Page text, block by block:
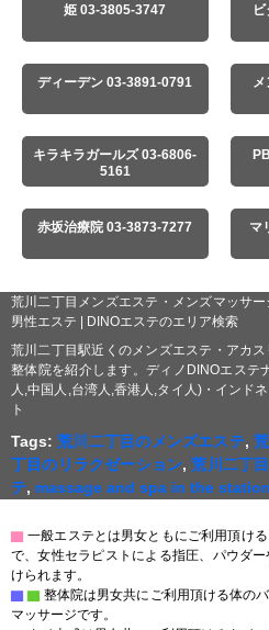
姫 03-3805-3747
ディーデン 03-3891-0791
キラキラガールズ 03-6806-
5161
赤坂治療院 03-3873-7277
マ
荒川二丁目メンズエステ・メンズマッサ
男性エステ | DINOエステのエリア検索
荒川二丁目駅近くのメンズエステ・アカ
整体院を紹介します。ディノDINOエステ
人,中国人,台湾人,香港人,タイ人)・インド
ト
Tags:荒川二丁目のメンズエステ,
丁目のリラクゼーション,荒川二丁
テ, massage and spa in the
▇ 一般エステとは男女ともにご利用頂け
で、女性セラピストによる指圧、パウダ
けられます。
▇ ▇ 整体院は男女共にご利用頂ける体の
マッサージです。